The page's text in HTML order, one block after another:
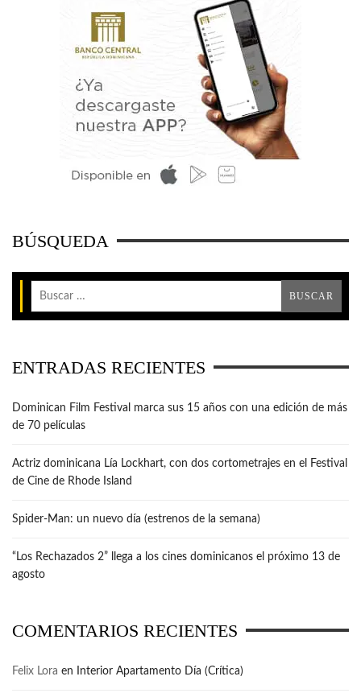
BÚSQUEDA
ENTRADAS RECIENTES
Dominican Film Festival marca sus 15 años con una edición de más
de 70 películas
Actriz dominicana Lía Lockhart, con dos cortometrajes en el Festival
de Cine de Rhode Island
Spider-Man: un nuevo día (estrenos de la semana)
“Los Rechazados 2” llega a los cines dominicanos el próximo 13 de
agosto
COMENTARIOS RECIENTES
Felix Lora en Interior Apartamento Día (Crítica)